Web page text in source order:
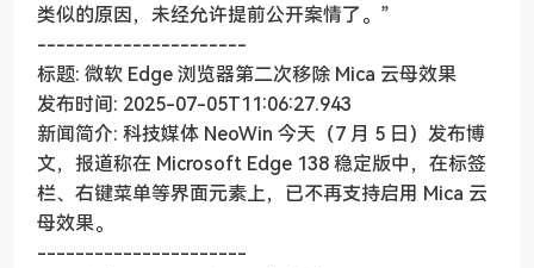
类似的原因，未经允许提前公开案情了。”
----------------------
标题: 微软 Edge 浏览器第二次移除 Mica 云母效果
发布时间: 2025-07-05T11:06:27.943
新闻简介: 科技媒体 NeoWin 今天（7 月 5 日）发布博
文，报道称在 Microsoft Edge 138 稳定版中，在标签
栏、右键菜单等界面元素上，已不再支持启用 Mica 云
母效果。
----------------------